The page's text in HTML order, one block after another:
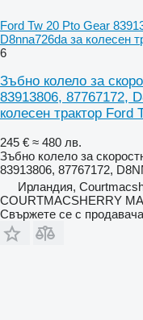
Ford Tw 20 Pto Gear
D8nna726da за колесен
6
Зъбно колело за
83913806, 87767172,
колесен трактор Ford
245 € ≈ 480 лв.
Зъбно колело за
83913806, 87767172,
Ирландия,
COURTMACSHERRY
Свържете се с продавача